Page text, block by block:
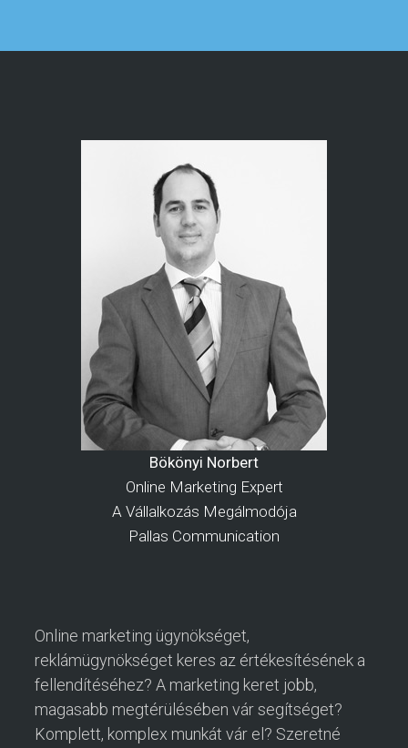
Bökönyi Norbert
Online Marketing Expert
A Vállalkozás Megálmodója
Pallas Communication
Online marketing ügynökséget,
reklámügynökséget keres az értékesítésének a
fellendítéséhez? A marketing keret jobb,
magasabb megtérülésében vár segítséget?
Komplett, komplex munkát vár el? Szeretné